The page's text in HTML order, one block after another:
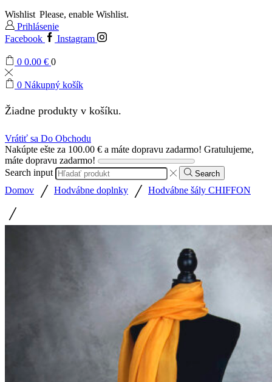
Wishlist Please, enable Wishlist.
Prihlásenie
Facebook
Instagram
0 0.00 € 0
0 Nákupný košík
Žiadne produkty v košíku.
Vrátiť sa Do Obchodu
Nakúpte ešte za 100.00 € a máte dopravu zadarmo! Gratulujeme,
máte dopravu zadarmo!
Search input
Search
Domov / Hodvábne doplnky / Hodvábne šály CHIFFON
/